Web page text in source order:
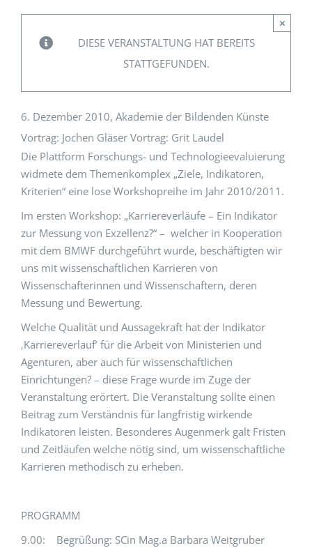
EVENTS
KONTAKT
DIESE VERANSTALTUNG HAT BEREITS
STATTGEFUNDEN.
×
6. Dezember 2010, Akademie der Bildenden Künste
Vortrag: Jochen Gläser Vortrag: Grit Laudel
Die Plattform Forschungs- und Technologieevaluierung
widmete dem Themenkomplex „Ziele, Indikatoren,
Kriterien“ eine lose Workshopreihe im Jahr 2010/2011.
Im ersten Workshop: „Karriereverläufe – Ein Indikator
zur Messung von Exzellenz?“ – welcher in Kooperation
mit dem BMWF durchgeführt wurde, beschäftigten wir
uns mit wissenschaftlichen Karrieren von
Wissenschafterinnen und Wissenschaftern, deren
Messung und Bewertung.
Welche Qualität und Aussagekraft hat der Indikator
‚Karriereverlauf’ für die Arbeit von Ministerien und
Agenturen, aber auch für wissenschaftlichen
Einrichtungen? – diese Frage wurde im Zuge der
Veranstaltung erörtert. Die Veranstaltung sollte einen
Beitrag zum Verständnis für langfristig wirkende
Indikatoren leisten. Besonderes Augenmerk galt Fristen
und Zeitläufen welche nötig sind, um wissenschaftliche
Karrieren methodisch zu erheben.
PROGRAMM
9.00: Begrüßung: SCin Mag.a Barbara Weitgruber